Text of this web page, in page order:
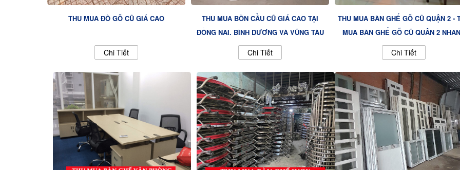
THU MUA ĐỒ GỖ CŨ GIÁ CAO
Chi Tiết
THU MUA BỒN CẦU CŨ GIÁ CAO TẠI
ĐỒNG NAI, BÌNH DƯƠNG VÀ VŨNG TÀU
Chi Tiết
THU MUA BÀN GHẾ GỖ CŨ QUẬN 2 -
MUA BÀN GHẾ GỖ CŨ QUẬN 2
CHÓNG VÀ CHUYÊN NGHIỆP
Chi Tiết